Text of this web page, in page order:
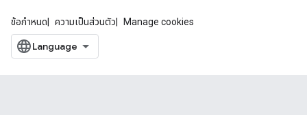
ข้อกำหนด ความเป็นส่วนตัว Manage cookies